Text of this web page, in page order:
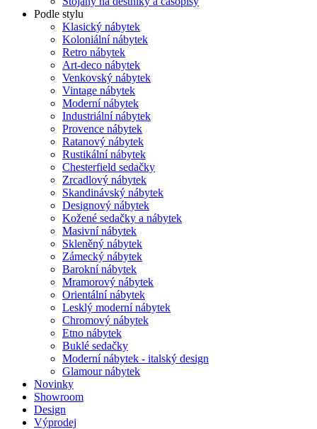
Podle stylu
Klasický nábytek
Koloniální nábytek
Retro nábytek
Art-deco nábytek
Venkovský nábytek
Vintage nábytek
Moderní nábytek
Industriální nábytek
Provence nábytek
Ratanový nábytek
Rustikální nábytek
Chesterfield sedačky
Zrcadlový nábytek
Skandinávský nábytek
Designový nábytek
Kožené sedačky a nábytek
Masivní nábytek
Skleněný nábytek
Zámecký nábytek
Barokní nábytek
Mramorový nábytek
Orientální nábytek
Lesklý moderní nábytek
Chromový nábytek
Etno nábytek
Buklé sedačky
Moderní nábytek - italský design
Glamour nábytek
Novinky
Showroom
Design
Výprodej